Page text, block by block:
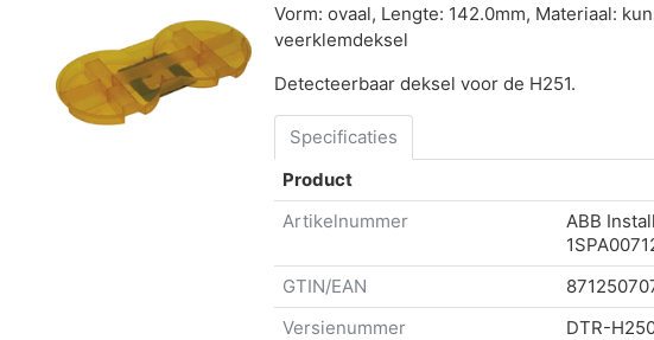
Vorm: ovaal, Lengte: 142.0mm, Materiaal:
veerklemdeksel
Detecteerbaar deksel voor de H251.
Specificaties
Product
Artikelnummer
ABB
GTIN/EAN
Versienummer
DTR-